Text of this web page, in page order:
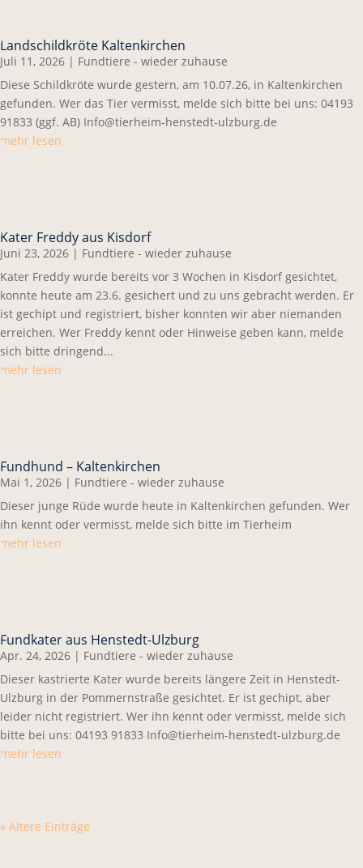
Landschildkröte Kaltenkirchen
Juli 11, 2026 | Fundtiere - wieder zuhause
Diese Schildkröte wurde gestern, am 10.07.26, in Kaltenkirchen
gefunden. Wer das Tier vermisst, melde sich bitte bei uns: 04193
91833 (ggf. AB) Info@tierheim-henstedt-ulzburg.de
mehr lesen
Kater Freddy aus Kisdorf
Juni 23, 2026 | Fundtiere - wieder zuhause
Kater Freddy wurde bereits vor 3 Wochen in Kisdorf gesichtet,
konnte heute am 23.6. gesichert und zu uns gebracht werden. Er
ist gechipt und registriert, bisher konnten wir aber niemanden
erreichen. Wer Freddy kennt oder Hinweise geben kann, melde
sich bitte dringend...
mehr lesen
Fundhund – Kaltenkirchen
Mai 1, 2026 | Fundtiere - wieder zuhause
Dieser junge Rüde wurde heute in Kaltenkirchen gefunden. Wer
ihn kennt oder vermisst, melde sich bitte im Tierheim
mehr lesen
Fundkater aus Henstedt-Ulzburg
Apr. 24, 2026 | Fundtiere - wieder zuhause
Dieser kastrierte Kater wurde bereits längere Zeit in Henstedt-
Ulzburg in der Pommernstraße gesichtet. Er ist gechipt, aber
leider nicht registriert. Wer ihn kennt oder vermisst, melde sich
bitte bei uns: 04193 91833 Info@tierheim-henstedt-ulzburg.de
mehr lesen
« Ältere Einträge